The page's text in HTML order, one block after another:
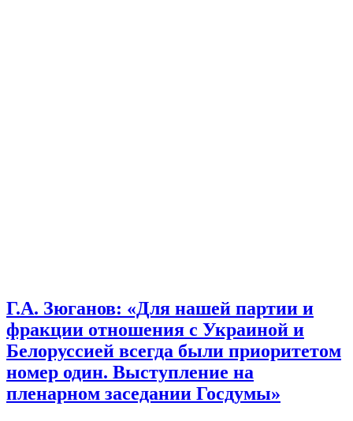
Г.А. Зюганов: «Для нашей партии и
фракции отношения с Украиной и
Белоруссией всегда были приоритетом
номер один. Выступление на
пленарном заседании Госдумы»